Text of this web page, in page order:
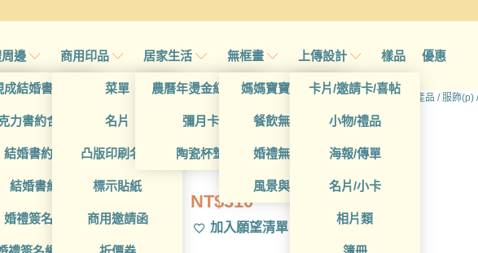
邊
成結婚書約夾
力書約含木座
結婚書約組
結婚書約
婚禮簽名簿
商用印品
菜單
名片
凸版印刷名片
標示貼紙
商用邀請函
居家生活
農曆年燙金紅包袋
彌月卡
陶瓷杯墊
無框畫
媽媽寶寶無框畫
餐飲無框畫
婚禮無框畫
風景與藝術
上傳設計
卡片/邀請卡/喜帖
小物/禮品
海報/傳單
名片/小卡
相片類
樣品 優惠
首頁 / 所有產品 /服飾(p)
PETGD10002
NT$310
加入願望清單